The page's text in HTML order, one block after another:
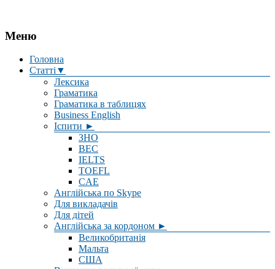
Меню
Головна
Статті▼
Лексика
Граматика
Граматика в таблицях
Business English
Іспити ►
ЗНО
BEC
IELTS
TOEFL
CAE
Англійська по Skype
Для викладачів
Для дітей
Англійська за кордоном ►
Великобританія
Мальта
США